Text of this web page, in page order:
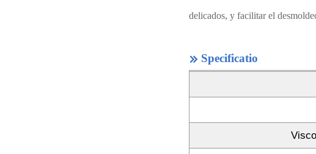
delicados, y facilitar el
 Specificatio